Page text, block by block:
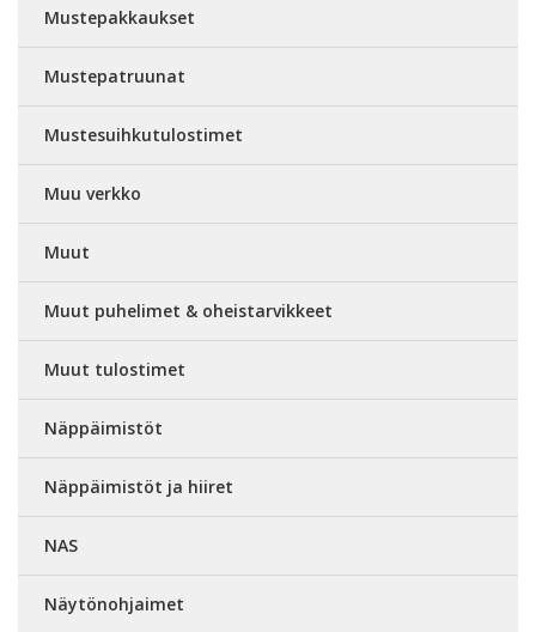
Mustepakkaukset
Mustepatruunat
Mustesuihkutulostimet
Muu verkko
Muut
Muut puhelimet & oheistarvikkeet
Muut tulostimet
Näppäimistöt
Näppäimistöt ja hiiret
NAS
Näytönohjaimet